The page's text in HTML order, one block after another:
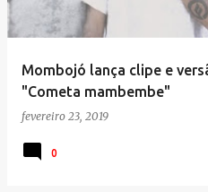
Mombojó lança clipe e
"Cometa mambembe"
fevereiro 23, 2019
0